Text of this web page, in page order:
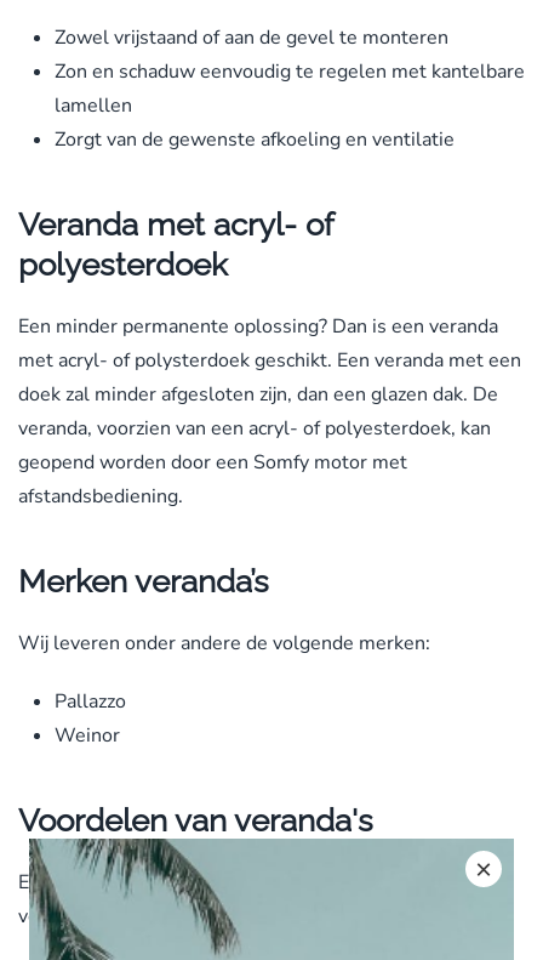
Zowel vrijstaand of aan de gevel te monteren
Zon en schaduw eenvoudig te regelen met kantelbare
lamellen
Zorgt van de gewenste afkoeling en ventilatie
Veranda met acryl- of
polyesterdoek
Een minder permanente oplossing? Dan is een veranda
met acryl- of polysterdoek geschikt. Een veranda met een
doek zal minder afgesloten zijn, dan een glazen dak. De
veranda, voorzien van een acryl- of polyesterdoek, kan
geopend worden door een Somfy motor met
afstandsbediening.
Merken veranda’s
Wij leveren onder andere de volgende merken:
Pallazzo
Weinor
Voordelen van veranda's
Een terrasoverkapping of veranda biedt u de volgende
voordelen:
×